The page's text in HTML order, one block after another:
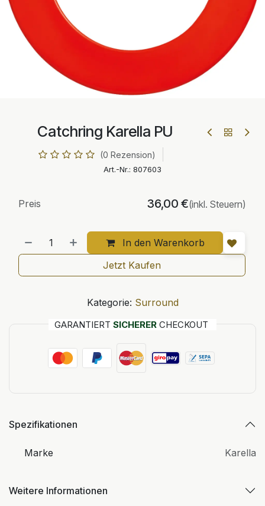
Catchring Karella PU
(0 Rezension)
Art.-Nr.: 807603
In den Warenkorb
Preis 36,00 €(inkl. Steuern)
Jetzt Kaufen
Kategorie: Surround
GARANTIERT SICHERER CHECKOUT
Spezifikationen
Marke Karella
Weitere Informationen